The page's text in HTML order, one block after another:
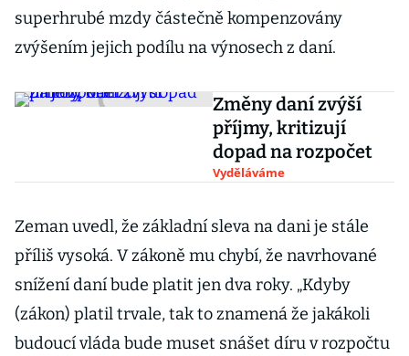
superhrubé mzdy částečně kompenzovány
zvýšením jejich podílu na výnosech z daní.
Změny daní zvýší
příjmy, kritizují
dopad na rozpočet
Vyděláváme
Zeman uvedl, že základní sleva na dani je stále
příliš vysoká. V zákoně mu chybí, že navrhované
snížení daní bude platit jen dva roky. „Kdyby
(zákon) platil trvale, tak to znamená že jakákoli
budoucí vláda bude muset snášet díru v rozpočtu